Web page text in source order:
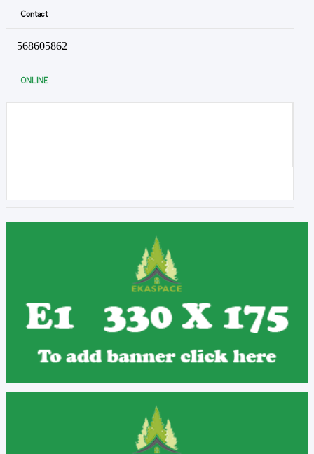
Contact
568605862
ONLINE